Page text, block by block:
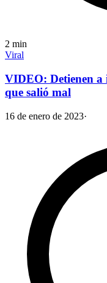
2 min
Viral
VIDEO: Detienen a
que salió mal
16 de enero de 2023·